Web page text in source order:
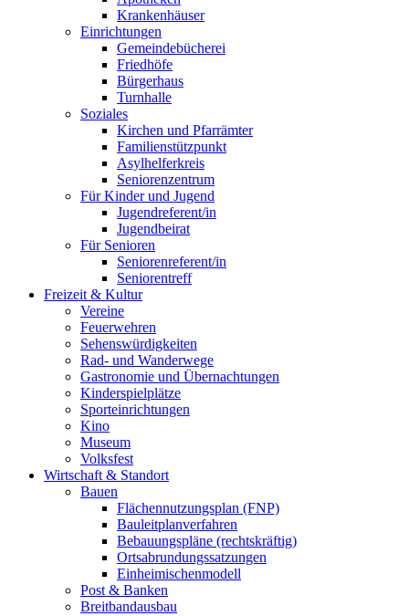
Krankenhäuser
Einrichtungen
Gemeindebücherei
Friedhöfe
Bürgerhaus
Turnhalle
Soziales
Kirchen und Pfarrämter
Familienstützpunkt
Asylhelferkreis
Seniorenzentrum
Für Kinder und Jugend
Jugendreferent/in
Jugendbeirat
Für Senioren
Seniorenreferent/in
Seniorentreff
Freizeit & Kultur
Vereine
Feuerwehren
Sehenswürdigkeiten
Rad- und Wanderwege
Gastronomie und Übernachtungen
Kinderspielplätze
Sporteinrichtungen
Kino
Museum
Volksfest
Wirtschaft & Standort
Bauen
Flächennutzungsplan (FNP)
Bauleitplanverfahren
Bebauungspläne (rechtskräftig)
Ortsabrundungssatzungen
Einheimischenmodell
Post & Banken
Breitbandausbau